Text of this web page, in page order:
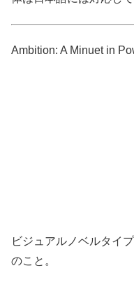
Ambition: A Minuet in
ビジュアルノベルタイ
のこと。